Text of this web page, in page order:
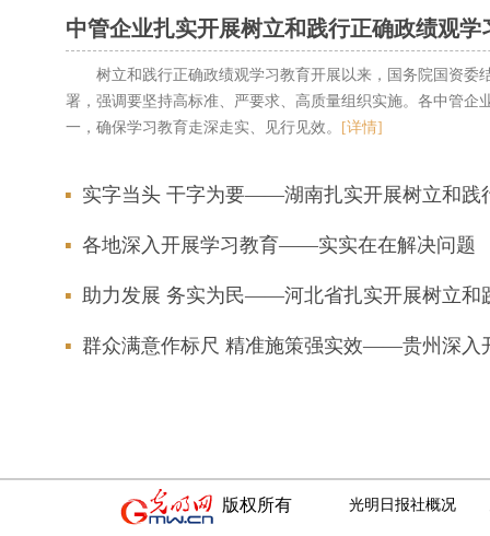
中管企业扎实开展树立和践行正确政绩观学
树立和践行正确政绩观学习教育开展以来，国务院国资委
署，强调要坚持高标准、严要求、高质量组织实施。各中管企
一，确保学习教育走深走实、见行见效。
[详情]
实字当头 干字为要——湖南扎实开展树立和践
各地深入开展学习教育——实实在在解决问题
版权所有 光明日报社概况